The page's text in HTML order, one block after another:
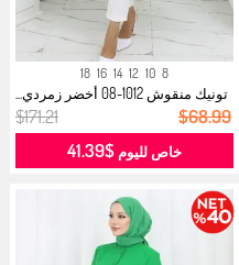
8
10
12
14
16
18
تونيك منقوش 1012-08 أخضر زمردي...
$171.21 $68.99
خاص لليوم$41.39